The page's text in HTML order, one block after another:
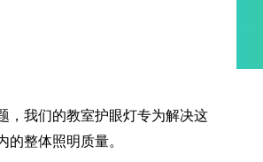
，我们的教室护眼灯专为解决这
整体照明质量。